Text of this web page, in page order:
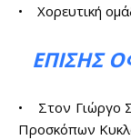
• Χορευτική
ΕΠΊΣΗΣ
• Στον Γιώργο
Προσκόπων